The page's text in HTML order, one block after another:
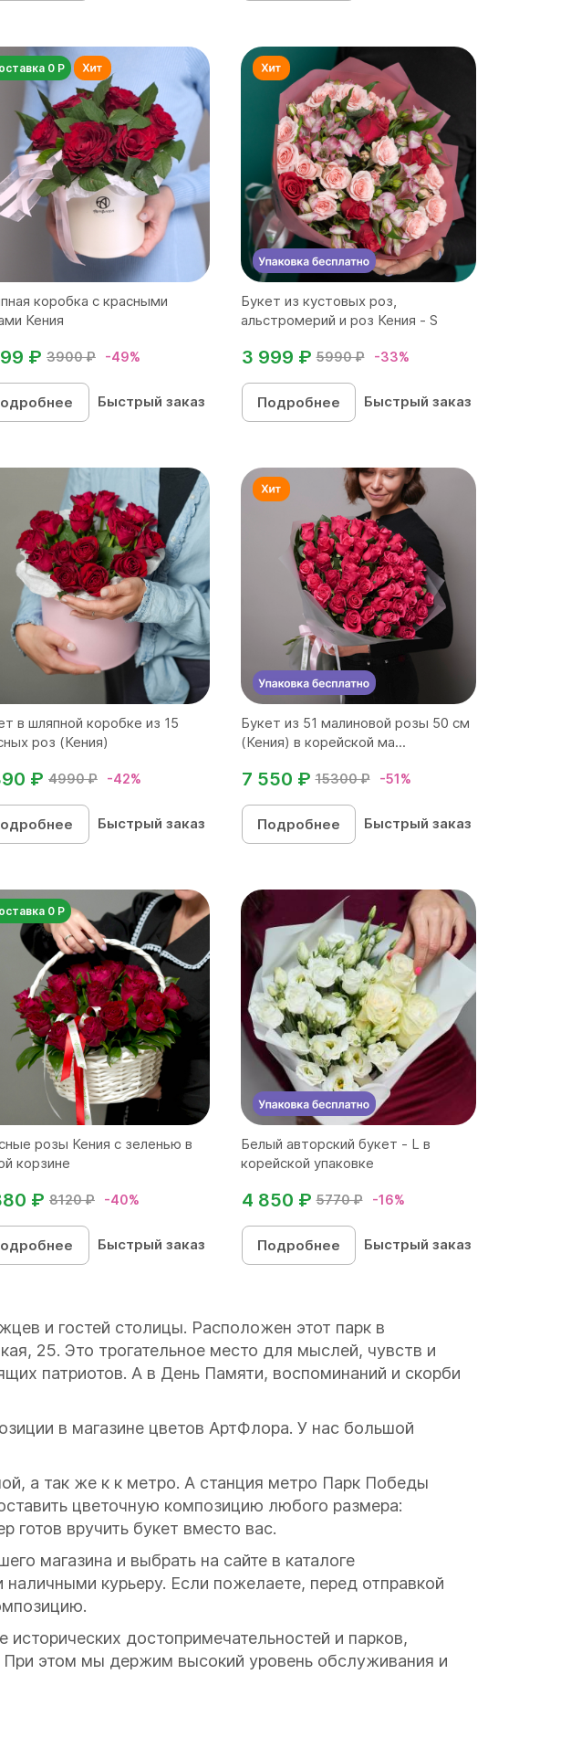
0 Р
коробка с красными
Кения
3900 ₽ -49%
₽
Быстрый заказ
Букет из кустовых роз,
альстромерий и роз Кения - S
5990 ₽ -33%
3 999 ₽
Подробнее Быстрый заказ
в шляпной коробке из 15
роз (Кения)
4990 ₽ -42%
₽
Быстрый заказ
Букет из 51 малиновой розы 50 см
(Кения) в корейской ма...
15300 ₽ -51%
7 550 ₽
Подробнее Быстрый заказ
0 Р
розы Кения с зеленью в
корзине
8120 ₽ -40%
₽
Быстрый заказ
Белый авторский букет - L в
корейской упаковке
5770 ₽ -16%
4 850 ₽
Подробнее Быстрый заказ
и гостей столицы. Расположен этот парк в
25. Это трогательное место для мыслей, чувств и
патриотов. А в День Памяти, воспоминаний и скорби
в магазине цветов АртФлора. У нас большой
а так же к к метро. А станция метро Парк Победы
цветочную композицию любого размера:
готов вручить букет вместо вас.
магазина и выбрать на сайте в каталоге
курьеру. Если пожелаете, перед отправкой
достопримечательностей и парков,
этом мы держим высокий уровень обслуживания и